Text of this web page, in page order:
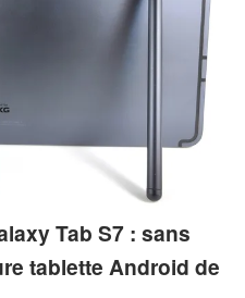
Tab S7 : sans
tablette Android de